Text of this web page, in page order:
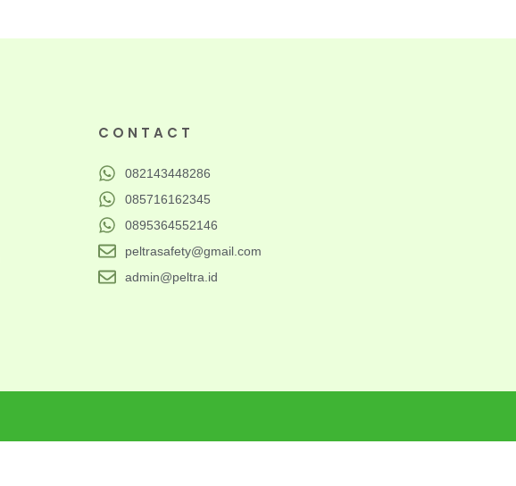
CONTACT
082143448286
085716162345
0895364552146
peltrasafety@gmail.com
admin@peltra.id